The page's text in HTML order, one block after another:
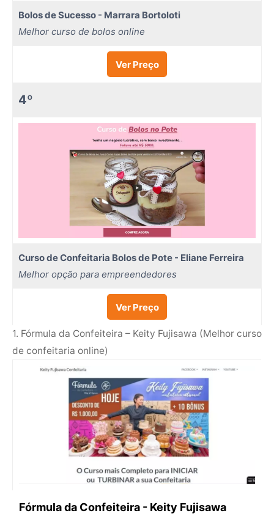
Bolos de Sucesso - Marrara Bortoloti
Melhor curso de bolos online
Ver Preço
4º
Curso de Confeitaria Bolos de Pote - Eliane Ferreira
Melhor opção para empreendedores
Ver Preço
1. Fórmula da Confeiteira – Keity Fujisawa (Melhor curso
de confeitaria online)
Fórmula da Confeiteira - Keity Fujisawa